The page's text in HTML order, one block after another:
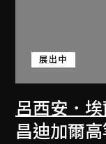
呂西安．
展出中
昌迪加爾